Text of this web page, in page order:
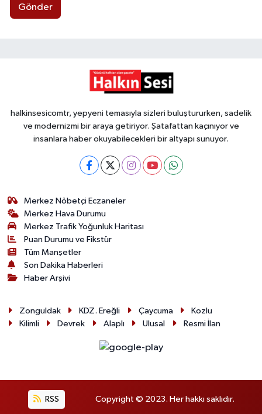
Gönder
halkinsesicomtr, yepyeni temasıyla sizleri buluştururken, sadelik
ve modernizmi bir araya getiriyor. Şatafattan kaçınıyor ve
insanlara haber okuyabilecekleri bir altyapı sunuyor.
Merkez Nöbetçi Eczaneler
Merkez Hava Durumu
Merkez Trafik Yoğunluk Haritası
Puan Durumu ve Fikstür
Tüm Manşetler
Son Dakika Haberleri
Haber Arşivi
Zonguldak KDZ. Ereğli Çaycuma
Kozlu
Kilimli
Devrek Alaplı Ulusal Resmi İlan
RSS Copyright © 2023. Her hakkı saklıdır.